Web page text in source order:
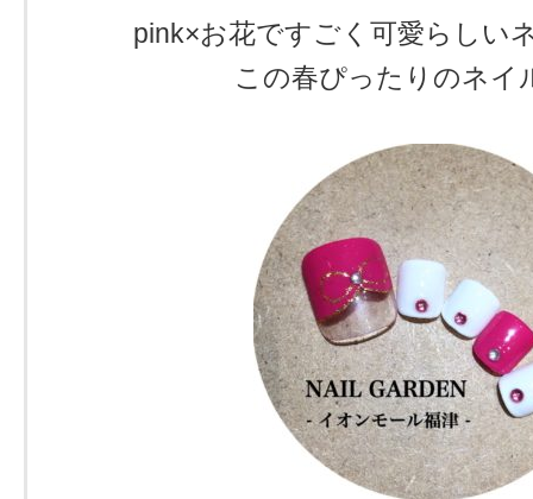
pink×お花ですごく可愛らしい
この春ぴったりのネイ